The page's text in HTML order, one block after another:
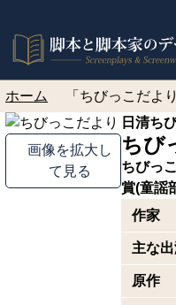
ホーム 「ちびっこだよ
画像を拡大し
て見る
日清ち
ちび
ちびっ
賞(童謡
作家
主な
原作